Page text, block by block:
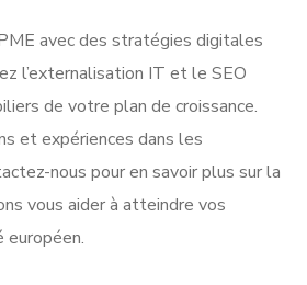
avec des stratégies digitales
l’externalisation IT et le SEO
de votre plan de croissance.
et expériences dans les
nous pour en savoir plus sur la
vous aider à atteindre vos
européen.